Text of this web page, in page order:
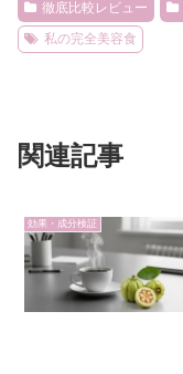
徹底比較レビュー
私の完全美容食
関連記事
効果・成分検証